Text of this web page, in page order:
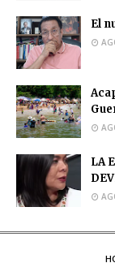
El
LA